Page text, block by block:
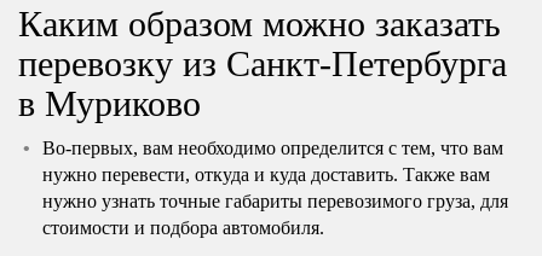
Каким образом можно заказать
перевозку из Санкт-Петербурга
в Муриково
Во-первых, вам необходимо определится с тем, что вам
нужно перевести, откуда и куда доставить. Также вам
нужно узнать точные габариты перевозимого груза, для
стоимости и подбора автомобиля.